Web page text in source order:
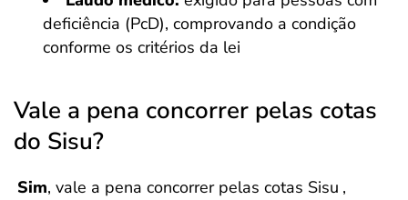
deficiência (PcD), comprovando a condição
conforme os critérios da lei
Vale a pena concorrer pelas cotas
do Sisu?
Sim, vale a pena concorrer pelas cotas Sisu ,